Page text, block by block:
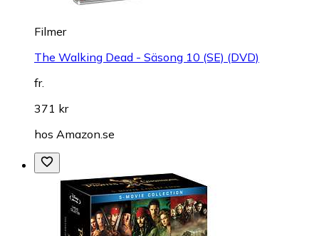
Filmer
The Walking Dead - Säsong 10 (SE) (DVD)
fr.
371 kr
hos Amazon.se